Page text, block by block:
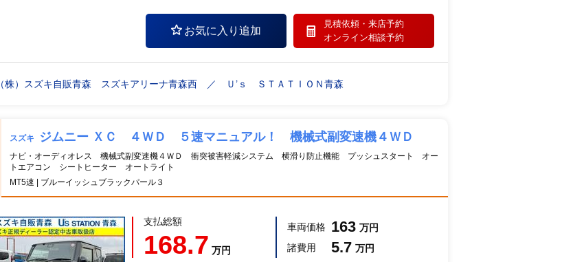
お気に入り追加
見積依頼・ 来店予約
オンライン相談予約
（株）スズキ自販青森 スズキアリーナ青森西 ／ Ｕ’ｓ ＳＴＡＴＩＯＮ青森
スズキ ジムニー ＸＣ ４ＷＤ ５速マニュアル！ 機械式副変速機４ＷＤ
ナビ・オーディオレス 機械式副変速機４ＷＤ 衝突被害軽減システム 横滑り防止機能 プッシュスタート オー
トエアコン シートヒーター オートライト
MT5速 | ブルーイッシュブラックパール３
支払総額
168.7 万円
車両価格 163 万円
諸費用
5.7 万円